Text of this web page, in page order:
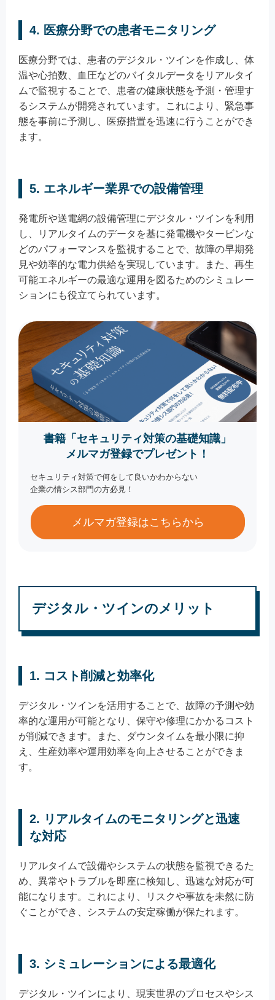
4. 医療分野での患者モニタリング
医療分野では、患者のデジタル・ツインを作成し、体
温や心拍数、血圧などのバイタルデータをリアルタイ
ムで監視することで、患者の健康状態を予測・管理す
るシステムが開発されています。これにより、緊急事
態を事前に予測し、医療措置を迅速に行うことができ
ます。
5. エネルギー業界での設備管理
発電所や送電網の設備管理にデジタル・ツインを利用
し、リアルタイムのデータを基に発電機やタービンな
どのパフォーマンスを監視することで、故障の早期発
見や効率的な電力供給を実現しています。また、再生
可能エネルギーの最適な運用を図るためのシミュレー
ションにも役立てられています。
書籍「セキュリティ対策の基礎知識」
メルマガ登録でプレゼント！
セキュリティ対策で何をして良いかわからない
企業の情シス部門の方必見！
メルマガ登録はこちらから
デジタル・ツインのメリット
1. コスト削減と効率化
デジタル・ツインを活用することで、故障の予測や効
率的な運用が可能となり、保守や修理にかかるコスト
が削減できます。また、ダウンタイムを最小限に抑
え、生産効率や運用効率を向上させることができま
す。
2. リアルタイムのモニタリングと迅速
な対応
リアルタイムで設備やシステムの状態を監視できるた
め、異常やトラブルを即座に検知し、迅速な対応が可
能になります。これにより、リスクや事故を未然に防
ぐことができ、システムの安定稼働が保たれます。
3. シミュレーションによる最適化
デジタル・ツインにより、現実世界のプロセスやシス